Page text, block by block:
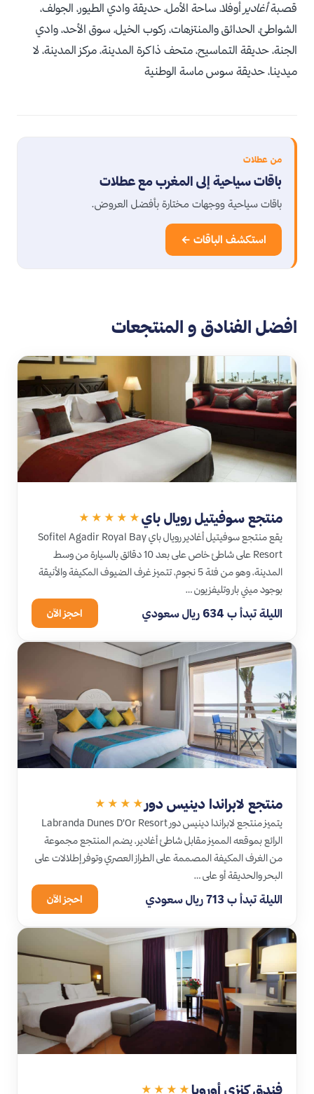
قصبةأغادير أوفلا، ساحة الأمل، حديقة وادي الطيور، الجولف،
الشواطئ، الحدائق والمنتزهات، ركوب الخيل، سوق الأحد، وادي
الجنة، حديقة التماسيح، متحف ذاكرة المدينة، مركز المدينة، لا
ميدينا، حديقة سوس ماسة الوطنية
من عطلات
باقات سياحية إلى المغرب مع عطلات
باقات سياحية ووجهات مختارة بأفضل العروض.
استكشف الباقات ←
افضل الفنادق و المنتجعات
منتجع سوفيتيل رويال باي ★★★★★
يقع منتجع سوفيتيل أغادير رويال باي Sofitel Agadir Royal Bay
Resort على شاطئ خاص على بعد 10 دقائق بالسيارة من وسط
المدينة، وهو من فئة 5 نجوم، تتميز غرف الضيوف المكيفة والأنيقة
بوجود ميني بار وتليفزيون …
الليلة تبدأ ب 634 ريال سعودي احجز الآن
منتجع لابراندا دينيس دور ★★★★
يتميز منتجع لابراندا دينيس دور Labranda Dunes D'Or Resort
الرائع بموقعه المميز مقابل شاطئ أغادير، يضم المنتجع مجموعة
من الغرف المكيفة المصممة على الطراز العصري وتوفر إطلالات على
البحر والحديقة أو على …
الليلة تبدأ ب 713 ريال سعودي احجز الآن
فندق كنزي أوروبا ★★★★